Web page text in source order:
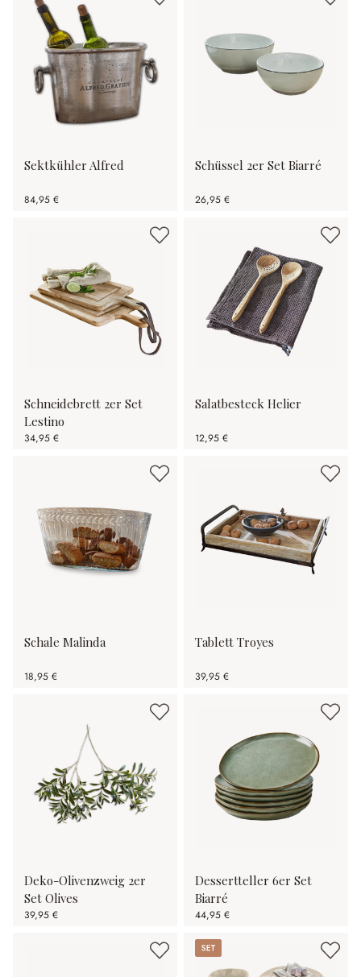
Sektkühler Alfred
84,95 €
Schüssel 2er Set Biarré
26,95 €
Schneidebrett 2er Set
Lestino
34,95 €
Salatbesteck Helier
12,95 €
Schale Malinda
18,95 €
Tablett Troyes
39,95 €
Deko-Olivenzweig 2er
Set Olives
39,95 €
Dessertteller 6er Set
Biarré
44,95 €
Set